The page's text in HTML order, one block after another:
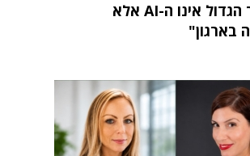
"האתגר הגדול אינו ה-AI אלא
בארגון"